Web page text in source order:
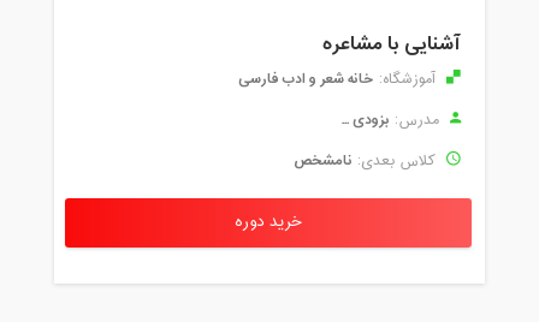
آشنایی با مشاعره
آموزشگاه: خانه شعر و ادب فارسی
مدرس: بزودی ...
کلاس بعدی: نامشخص
خرید دوره